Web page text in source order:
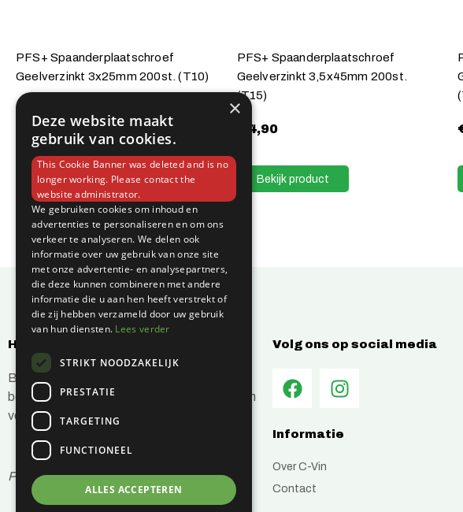
PFS+ Spaanderplaatschroef
Geelverzinkt 3x25mm 200st. (T10)
€
Bekijk product
PFS+ Spaanderplaatschroef
Geelverzinkt 3,5x45mm 200st.
(T15)
4,90
Bekijk product
Hoe kunnen wij jou helpen?
Bij C-Vin hebben wij alles in huis om je
bouwprojecten efficiënt en succesvol te laten
verlopen.
Prijzen zijn inclusief btw
Volg ons op social media
Informatie
Over C-Vin
Contact
×
Deze website maakt
gebruik van cookies.
This Cookie Banner was deleted and is no
longer working. Please contact the
website administrator.
We gebruiken cookies om inhoud en
advertenties te personaliseren en om ons
verkeer te analyseren. We delen ook
informatie over uw gebruik van onze site
met onze advertentie- en analysepartners,
die deze kunnen combineren met andere
informatie die u aan hen heeft verstrekt of
die zij hebben verzameld door uw gebruik
van hun diensten. Lees verder
STRIKT NOODZAKELIJK
PRESTATIE
TARGETING
FUNCTIONEEL
ALLES ACCEPTEREN